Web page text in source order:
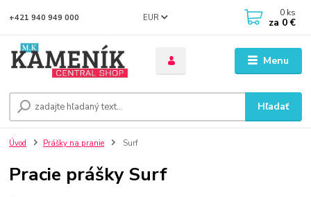
Menu
EUR
Hľadať
+421 940 949 000 0 ks
za 0 €
Úvod Prášky na pranie Surf
Pracie prášky Surf